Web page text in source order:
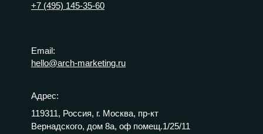
Адрес:
119311, Россия, г. Москва, пр-кт
Вернадского, дом 8а, оф помещ.1/25/11
Email:
hello@arch-marketing.ru
+7 (495) 145-35-60